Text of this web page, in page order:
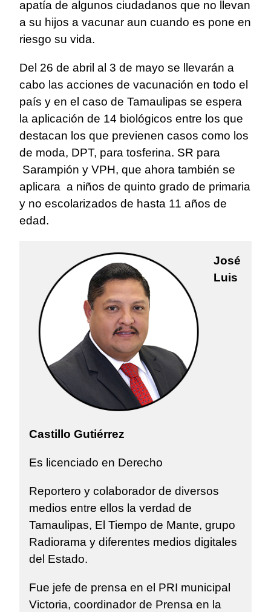
apatía de algunos ciudadanos que no llevan
a su hijos a vacunar aun cuando es pone en
riesgo su vida.
Del 26 de abril al 3 de mayo se llevarán a
cabo las acciones de vacunación en todo el
país y en el caso de Tamaulipas se espera
la aplicación de 14 biológicos entre los que
destacan los que previenen casos como los
de moda, DPT, para tosferina. SR para
Sarampión y VPH, que ahora también se
aplicara a niños de quinto grado de primaria
y no escolarizados de hasta 11 años de
edad.
José
Luis
Castillo Gutiérrez
Es licenciado en Derecho
Reportero y colaborador de diversos
medios entre ellos la verdad de
Tamaulipas, El Tiempo de Mante, grupo
Radiorama y diferentes medios digitales
del Estado.
Fue jefe de prensa en el PRI municipal
Victoria, coordinador de Prensa en la